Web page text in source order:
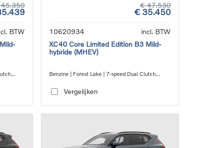
BTW
€ 47.530
€ 35.450
10620934
incl. BTW
XC40 Core Limited Edition B3 Mild-
hybride (MHEV)
Benzine | Forest Lake | 7-speed Dual Clutch
Vergelijken